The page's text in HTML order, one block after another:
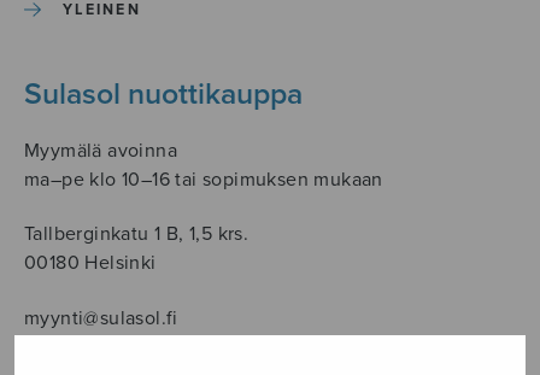
YLEINEN
Sulasol nuottikauppa
Myymälä avoinna
ma–pe klo 10–16 tai sopimuksen mukaan
Tallberginkatu 1 B, 1,5 krs.
00180 Helsinki
myynti@sulasol.fi